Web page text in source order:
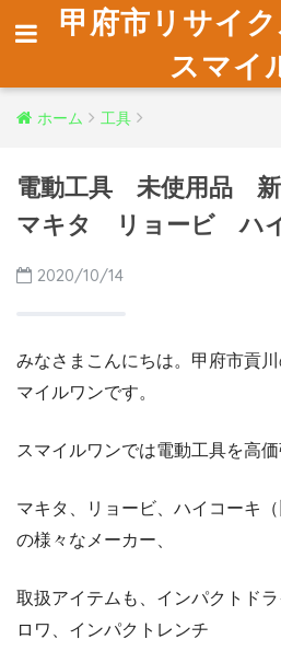
甲府市リサイ
スマイ
ホーム 工具
電動工具 未使用品
マキタ リョービ ハ
2020/10/14
みなさまこんにちは。甲府市貢
マイルワンです。
スマイルワンでは電動工具を高価
マキタ、リョービ、ハイコーキ
の様々なメーカー、
取扱アイテムも、インパクトド
ロワ、インパクトレンチ